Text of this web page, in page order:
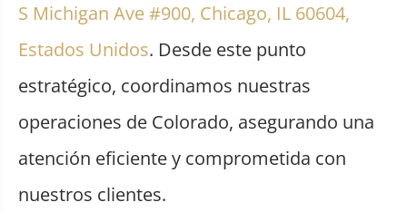
S Michigan Ave #900, Chicago, IL 60604,
Estados Unidos. Desde este punto
estratégico, coordinamos nuestras
operaciones de Colorado, asegurando una
atención eficiente y comprometida con
nuestros clientes.